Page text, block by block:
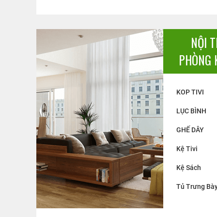
NỘI
PHÒNG
KOP TIVI
LỤC BÌNH
GHẾ DÂY
Kệ Tivi
Kệ Sách
Tủ Trưng
KỆ SÁCH 04
Giá:Liên hệ
BÁO GIÁ ĐẶT HÀNG
Giá: